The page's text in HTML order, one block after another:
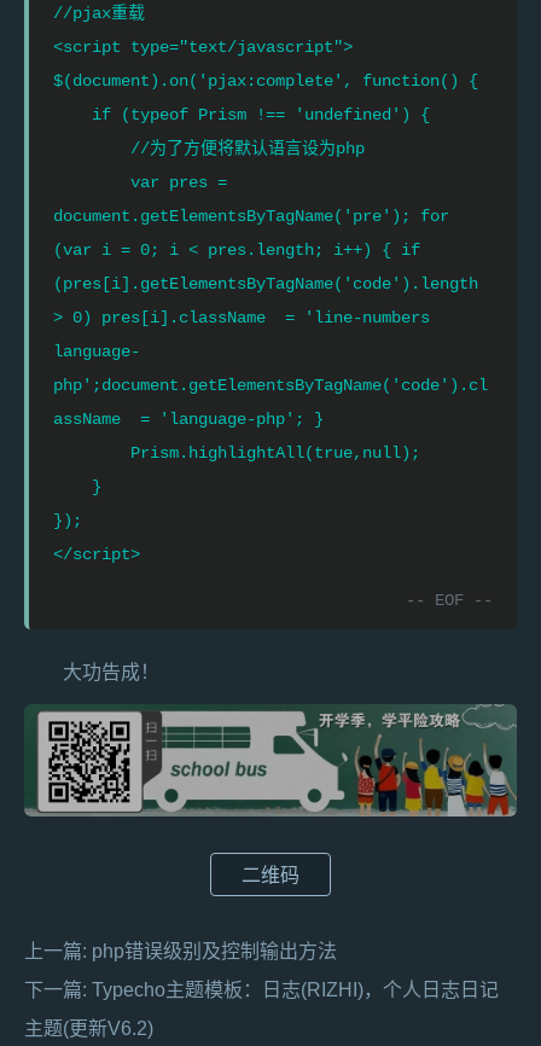
//pjax重载
<script type="text/javascript">
$(document).on('pjax:complete', function() {
document.getElementsByTagName('pre'); for
(var i = 0; i < pres.length; i++) { if
(pres[i].getElementsByTagName('code').length
> 0) pres[i].className  = 'line-numbers
language-
php';document.getElementsByTagName('code').cl
assName  = 'language-php'; }
});
</script>
大功告成！
二维码
上一篇: php错误级别及控制输出方法
下一篇: Typecho主题模板：日志(RIZHI)，个人日志日记
主题(更新V6.2)